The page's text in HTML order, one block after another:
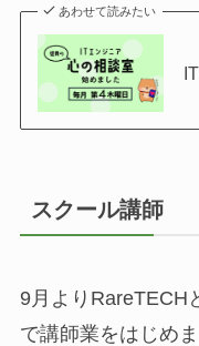
あわせて読みたい
スクール講師
9月よりRareTECH
で講師業をはじめま